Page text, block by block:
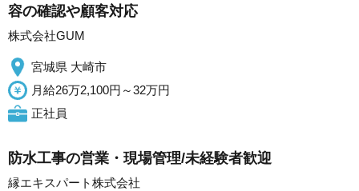
容の確認や顧客対応
株式会社GUM
宮城県 大崎市
月給26万2,100円～32万円
正社員
防水工事の営業・現場管理/未経験者歓迎
縁エキスパート株式会社